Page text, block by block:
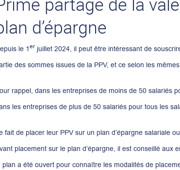
d’épargne
le 1er juillet 2024, il peut être intéressant de
des sommes issues de la PPV, et ce selon les
rappel, dans les entreprises de moins de 50 salariés
les entreprises de plus de 50 salariés pour tous les
fait de placer leur PPV sur un plan d’épargne salariale
placement sur le plan d’épargne, il est conseillé
plan a été ouvert pour connaître les modalités de